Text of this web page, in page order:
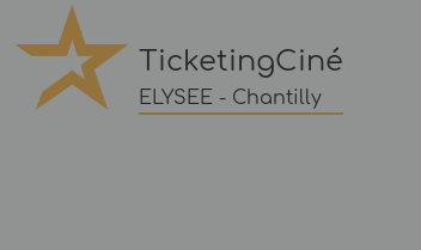
TicketingCiné
ELYSEE - Chantilly